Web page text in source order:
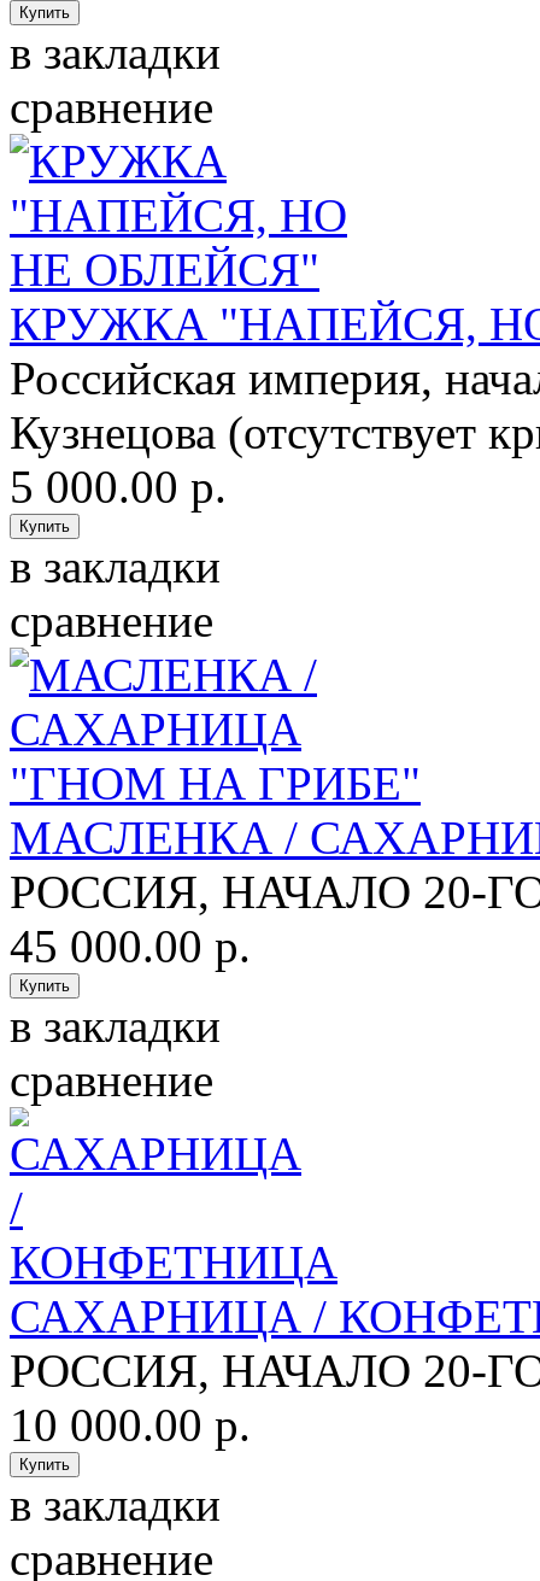
в закладки
сравнение
КРУЖКА "НАПЕЙСЯ,
Российская империя,
Кузнецова (отсутствует
5 000.00 р.
в закладки
сравнение
МАСЛЕНКА /
РОССИЯ, НАЧАЛО 20-
45 000.00 р.
в закладки
сравнение
САХАРНИЦА /
РОССИЯ, НАЧАЛО 20-
10 000.00 р.
в закладки
сравнение